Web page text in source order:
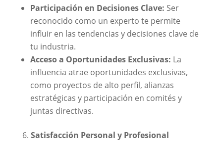
Participación en Decisiones Clave: Ser
reconocido como un experto te permite
influir en las tendencias y decisiones clave de
tu industria.
Acceso a Oportunidades Exclusivas: La
influencia atrae oportunidades exclusivas,
como proyectos de alto perfil, alianzas
estratégicas y participación en comités y
juntas directivas.
Satisfacción Personal y Profesional